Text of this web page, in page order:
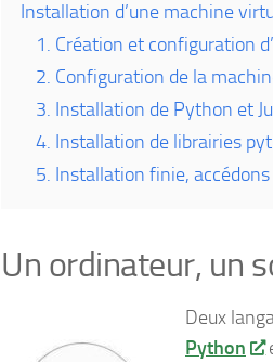
Installation d’une machine
1. Création et configuration
2. Configuration de la
3. Installation de Python et
4. Installation de librairies
5. Installation finie, accédons
Un ordinateur, un
Deux
Python